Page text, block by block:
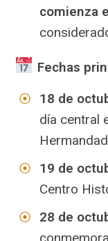
comienza
Fechas
18 de
día central
19 de
Centro
28 de